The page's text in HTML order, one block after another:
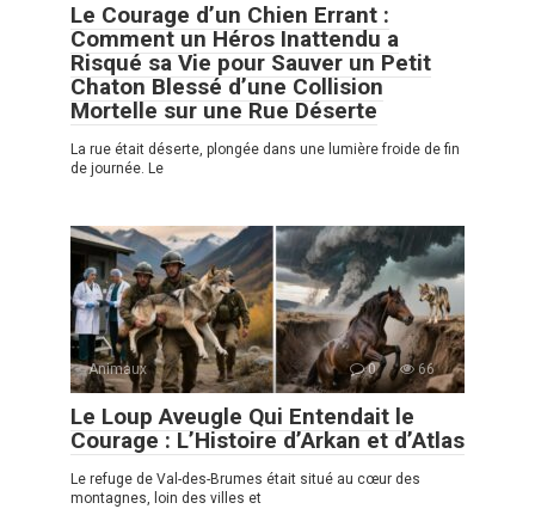
Le Courage d’un Chien Errant :
Comment un Héros Inattendu a
Risqué sa Vie pour Sauver un Petit
Chaton Blessé d’une Collision
Mortelle sur une Rue Déserte
La rue était déserte, plongée dans une lumière froide de fin
de journée. Le
Animaux 0 66
Le Loup Aveugle Qui Entendait le
Courage : L’Histoire d’Arkan et d’Atlas
Le refuge de Val-des-Brumes était situé au cœur des
montagnes, loin des villes et